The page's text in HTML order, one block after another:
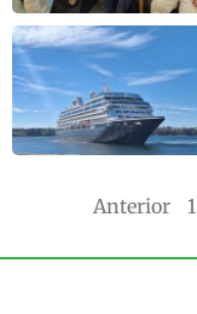
Anterior 1